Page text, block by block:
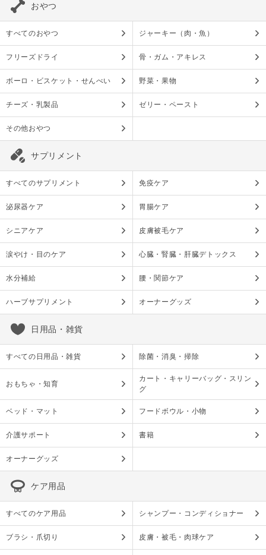
おやつ
すべてのおやつ ジャーキー（肉・魚）
フリーズドライ 骨・ガム・アキレス
ボーロ・ビスケット・せんべい 野菜・果物
チーズ・乳製品 ゼリー・ペースト
その他おやつ
サプリメント
すべてのサプリメント 免疫ケア
泌尿器ケア 胃腸ケア
シニアケア 皮膚被毛ケア
涙やけ・目のケア 心臓・腎臓・肝臓デトックス
水分補給 腰・関節ケア
ハーブサプリメント オーナーグッズ
日用品・雑貨
すべての日用品・雑貨 除菌・消臭・掃除
おもちゃ・知育
カート・キャリーバッグ・スリン
グ
ベッド・マット フードボウル・小物
介護サポート 書籍
オーナーグッズ
ケア用品
すべてのケア用品 シャンプー・コンディショナー
ブラシ・爪切り 皮膚・被毛・肉球ケア